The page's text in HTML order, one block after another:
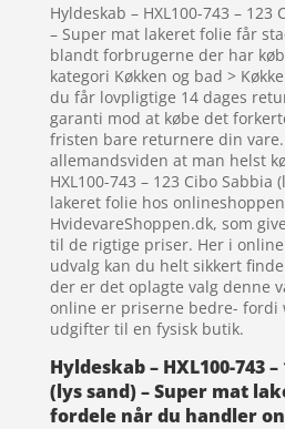
Hyldeskab – HXL100-743 – 123
– Super mat lakeret folie får
blandt forbrugerne der har
kategori Køkken og bad >
du får lovpligtige 14 dages
garanti mod at købe det
fristen bare returnere din
allemandsviden at man helst
HXL100-743 – 123 Cibo Sabbia
lakeret folie hos onlineshoppen
HvidevareShoppen.dk, som
til de rigtige priser. Her i
udvalg kan du helt sikkert
der er det oplagte valg denne
online er priserne bedre- fordi
udgifter til en fysisk butik.
Hyldeskab – HXL100-743 –
(lys sand) – Super mat
fordele når du handler